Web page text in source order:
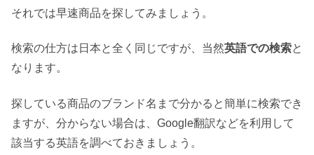
それでは早速商品を探してみましょう。
検索の仕方は日本と全く同じですが、当然英語での検索と
なります。
探している商品のブランド名まで分かると簡単に検索でき
ますが、分からない場合は、Google翻訳などを利用して
該当する英語を調べておきましょう。